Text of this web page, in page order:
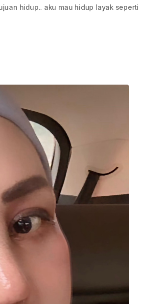
hidup.. aku mau hidup layak seperti